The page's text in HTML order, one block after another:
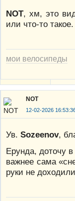
NOT, хм, это
или что-то
мои велосипеды
NOT
12-02-2026
Ув. Sozeenov,
Ерунда, доточу
важнее сама
руки не